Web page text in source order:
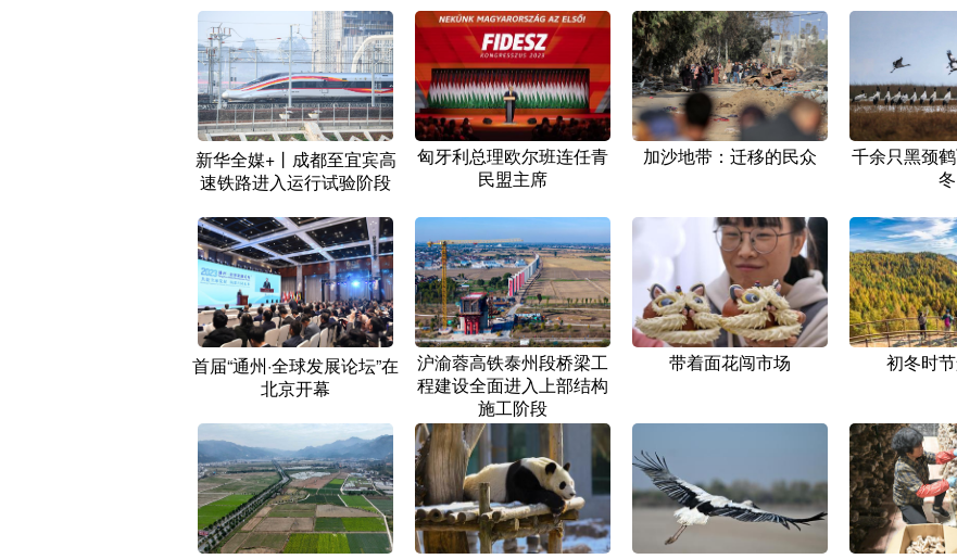
新华全媒+丨成都至宜宾高
速铁路进入运行试验阶段
匈牙利总理欧尔班连任青
民盟主席
加沙地带：迁移的民众
千余只黑颈
冬
首届“通州·全球发展论坛”在
北京开幕
沪渝蓉高铁泰州段桥梁工
程建设全面进入上部结构
施工阶段
带着面花闯市场 初冬时